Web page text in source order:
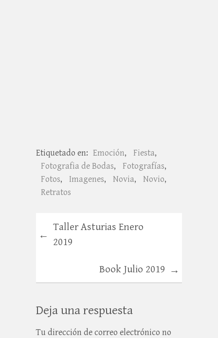
Etiquetado en: Emoción, Fiesta,
Fotografia de Bodas, Fotografías,
Fotos, Imagenes, Novia, Novio,
Retratos
←
Taller Asturias Enero
2019
Book Julio 2019 →
Deja una respuesta
Tu dirección de correo electrónico no